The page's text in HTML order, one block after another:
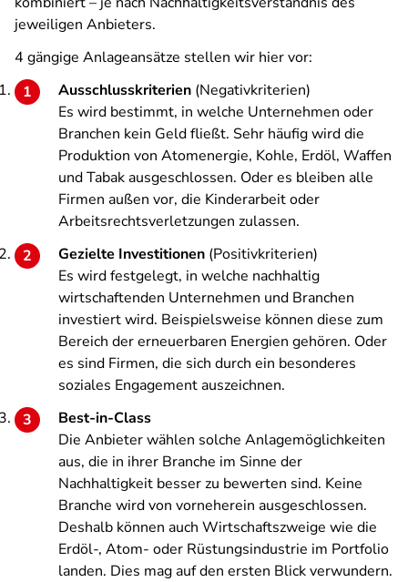
jeweiligen Anbieters.
4 gängige Anlageansätze stellen wir hier vor:
Ausschlusskriterien (Negativkriterien)
Es wird bestimmt, in welche Unternehmen oder
Branchen kein Geld fließt. Sehr häufig wird die
Produktion von Atomenergie, Kohle, Erdöl, Waffen
und Tabak ausgeschlossen. Oder es bleiben alle
Firmen außen vor, die Kinderarbeit oder
Arbeitsrechtsverletzungen zulassen.
Gezielte Investitionen (Positivkriterien)
Es wird festgelegt, in welche nachhaltig
wirtschaftenden Unternehmen und Branchen
investiert wird. Beispielsweise können diese zum
Bereich der erneuerbaren Energien gehören. Oder
es sind Firmen, die sich durch ein besonderes
soziales Engagement auszeichnen.
Best-in-Class
Die Anbieter wählen solche Anlagemöglichkeiten
aus, die in ihrer Branche im Sinne der
Nachhaltigkeit besser zu bewerten sind. Keine
Branche wird von vorneherein ausgeschlossen.
Deshalb können auch Wirtschaftszweige wie die
Erdöl-, Atom- oder Rüstungsindustrie im Portfolio
landen. Dies mag auf den ersten Blick verwundern.